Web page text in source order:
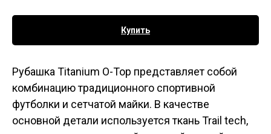
Купить
Рубашка Titanium O-Top представляет собой
комбинацию традиционного спортивной
футболки и сетчатой майки. В качестве
основной детали используется ткань Trail tech,